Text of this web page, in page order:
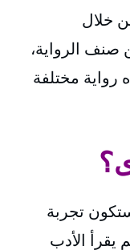
خلال
الرواية،
رواية مختلفة
ستكون تجربة
يقرأ الأدب